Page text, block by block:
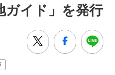
ガイド」を発行